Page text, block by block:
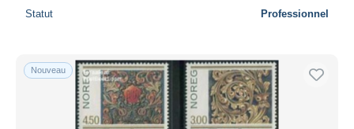
Statut Professionnel
Nouveau